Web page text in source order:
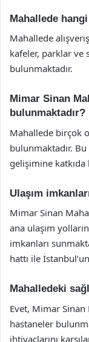
Mahallede
Mahallede
kafeler, parklar ve
bulunmaktadır.
Mimar Sinan
bulunmaktadır?
Mahallede birçok
bulunmaktadır.
gelişimine katkıda
Ulaşım
Mimar Sinan
ana ulaşım
imkanları
hattı ile
Mahalledeki
Evet, Mimar Sinan
hastaneler
ihtiyaçlarını